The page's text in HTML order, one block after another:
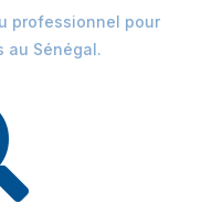
professionnel pour
au Sénégal.